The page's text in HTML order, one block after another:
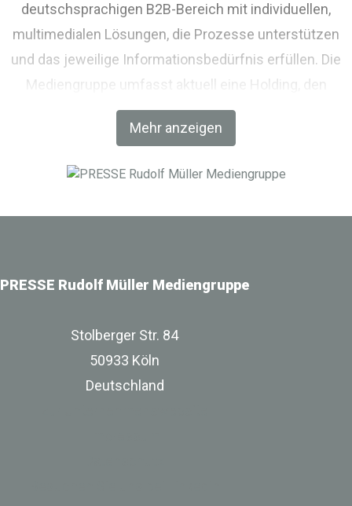
Mehr anzeigen
deutschsprachigen B2B-Bereich mit individuellen,
multimedialen Lösungen, die Prozesse unterstützen
und das jeweilige Informationsbedürfnis erfüllen. Die
Mediengruppe umfasst aktuell eine Holding, den
Fachverlag RM Rudolf Müller Medien und mit der BIM
World MUNICH eine Netzwerkplattform für Akteure der
PRESSE Rudolf Müller Mediengruppe
Stolberger Str. 84
50933 Köln
Deutschland